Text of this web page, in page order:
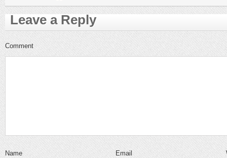
Leave a Reply
Comment
Name Email